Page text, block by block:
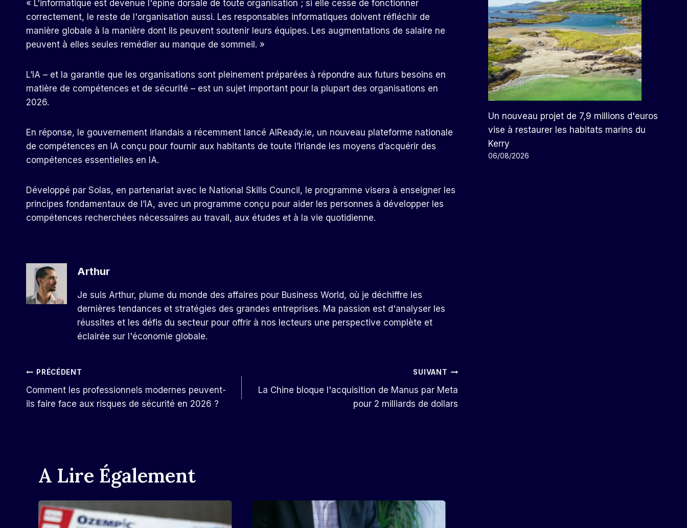
« L'informatique est devenue l'épine dorsale de toute organisation ; si elle cesse de fonctionner
correctement, le reste de l'organisation aussi. Les responsables informatiques doivent réfléchir de
manière globale à la manière dont ils peuvent soutenir leurs équipes. Les augmentations de salaire ne
peuvent à elles seules remédier au manque de sommeil. »
L’IA – et la garantie que les organisations sont pleinement préparées à répondre aux futurs besoins en
matière de compétences et de sécurité – est un sujet important pour la plupart des organisations en
2026.
En réponse, le gouvernement irlandais a récemment lancé AIReady.ie, un nouveau plateforme nationale
de compétences en IA conçu pour fournir aux habitants de toute l’Irlande les moyens d’acquérir des
compétences essentielles en IA.
Développé par Solas, en partenariat avec le National Skills Council, le programme visera à enseigner les
principes fondamentaux de l’IA, avec un programme conçu pour aider les personnes à développer les
compétences recherchées nécessaires au travail, aux études et à la vie quotidienne.
Arthur
Je suis Arthur, plume du monde des affaires pour Business World, où je déchiffre les
dernières tendances et stratégies des grandes entreprises. Ma passion est d'analyser les
réussites et les défis du secteur pour offrir à nos lecteurs une perspective complète et
éclairée sur l'économie globale.
Navigation
De
PRÉCÉDENT
Comment les professionnels modernes peuvent-
ils faire face aux risques de sécurité en 2026 ?
SUIVANT
La Chine bloque l'acquisition de Manus par Meta
pour 2 milliards de dollars
A Lire Également
Un nouveau projet de 7,9 millions d'euros
vise à restaurer les habitats marins du
Kerry
06/08/2026